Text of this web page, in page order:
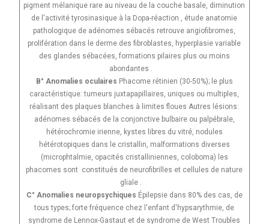
pigment mélanique rare au niveau de la couche basale, diminution
de l'activité tyrosinasique à la Dopa-réaction , étude anatomie
pathologique de adénomes sébacés retrouve angiofibromes,
prolifération dans le derme des fibroblastes, hyperplasie variable
des glandes sébacées, formations pilaires plus ou moins
abondantes .
B° Anomalies oculaires Phacome rétinien (30-50%); le plus
caractéristique: tumeurs juxtapapillaires, uniques ou multiples,
réalisant des plaques blanches à limites floues Autres lésions:
adénomes sébacés de la conjonctive bulbaire ou palpébrale,
hétérochromie irienne, kystes libres du vitré, nodules
hétérotopiques dans le cristallin, malformations diverses
(microphtalmie, opacités cristalliniennes, coloboma) les
phacomes sont constitués de neurofibrilles et cellules de nature
gliale .
C° Anomalies neuropsychiques Épilepsie dans 80% des cas, de
tous types; forte fréquence chez l'enfant d'hypsarythmie, de
syndrome de Lennox-Gastaut et de syndrome de West Troubles